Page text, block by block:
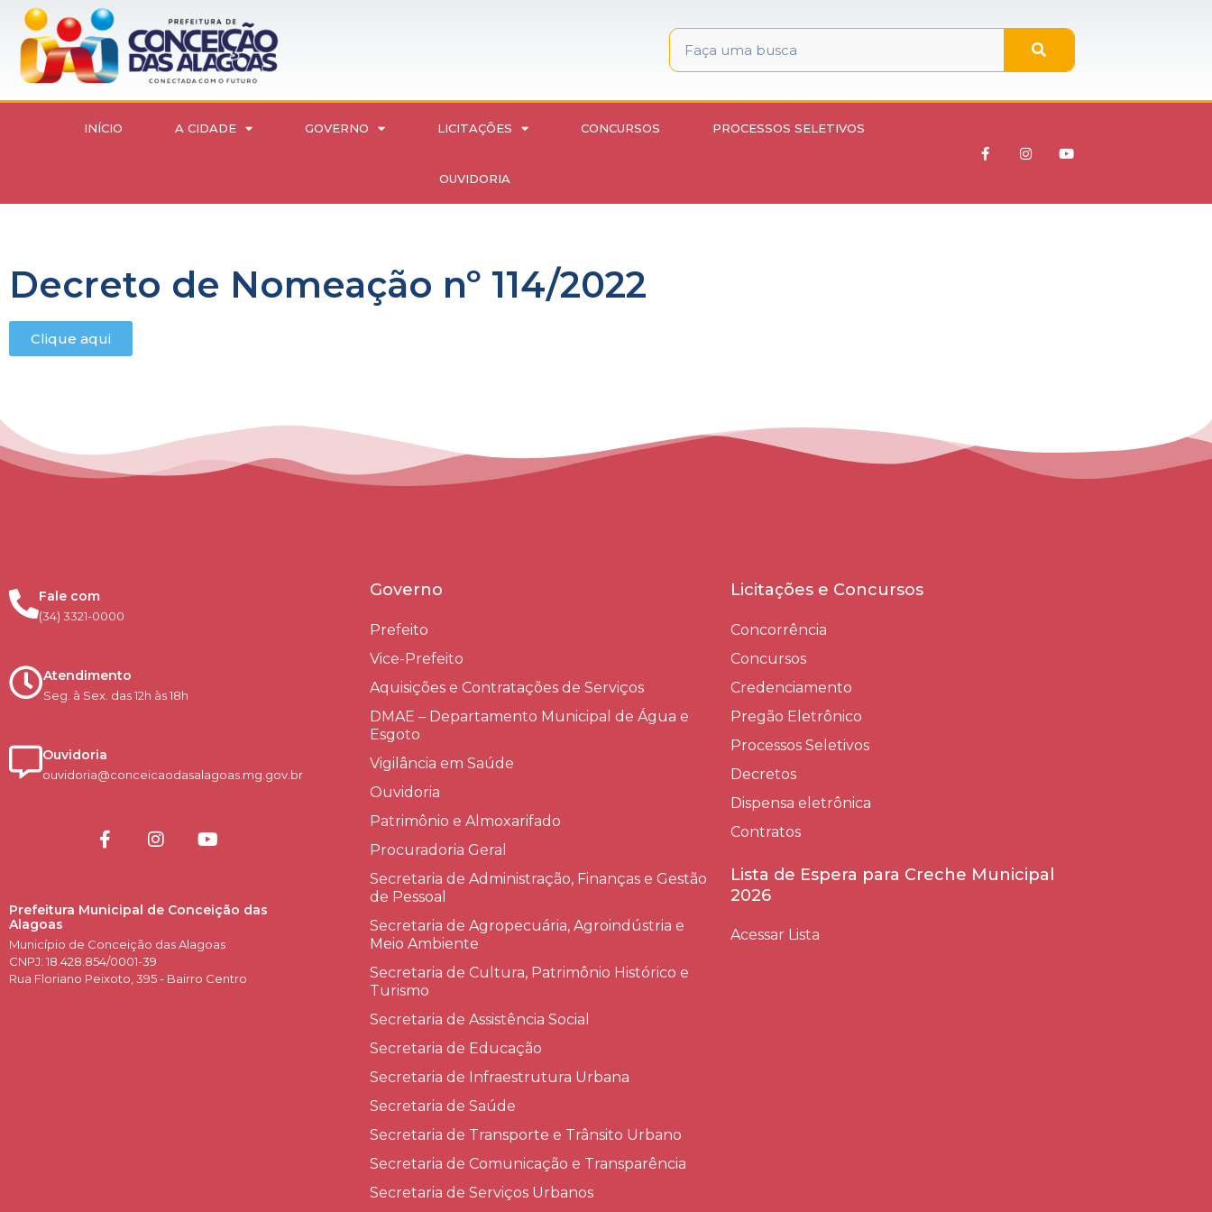
INÍCIO A CIDADE GOVERNO LICITAÇÕES CONCURSOS PROCESSOS SELETIVOS
OUVIDORIA
Decreto de Nomeação nº 114/2022
Clique aqui
Fale com
(34) 3321-0000
Atendimento
Seg. à Sex. das 12h às 18h
Ouvidoria
ouvidoria@conceicaodasalagoas.mg.gov.br
Prefeitura Municipal de Conceição das
Alagoas
Município de Conceição das Alagoas
CNPJ: 18.428.854/0001-39
Rua Floriano Peixoto, 395 - Bairro Centro
Governo
Prefeito
Vice-Prefeito
Aquisições e Contratações de Serviços​
DMAE – Departamento Municipal de Água e
Esgoto
Vigilância em Saúde
Ouvidoria
Patrimônio e Almoxarifado
Procuradoria Geral
Secretaria de Administração, Finanças e Gestão
de Pessoal
Secretaria de Agropecuária, Agroindústria e
Meio Ambiente
Secretaria de Cultura, Patrimônio Histórico e
Turismo
Secretaria de Assistência Social
Secretaria de Educação
Secretaria de Infraestrutura Urbana
Secretaria de Saúde
Secretaria de Transporte e Trânsito Urbano
Secretaria de Comunicação e Transparência
Secretaria de Serviços Urbanos
Licitações e Concursos
Concorrência
Concursos
Credenciamento
Pregão Eletrônico
Processos Seletivos
Decretos
Dispensa eletrônica
Contratos
Lista de Espera para Creche Municipal
2026
Acessar Lista